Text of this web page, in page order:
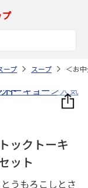
ープ スープ ＜お
ックトーキ
ット
うもろこしとさ